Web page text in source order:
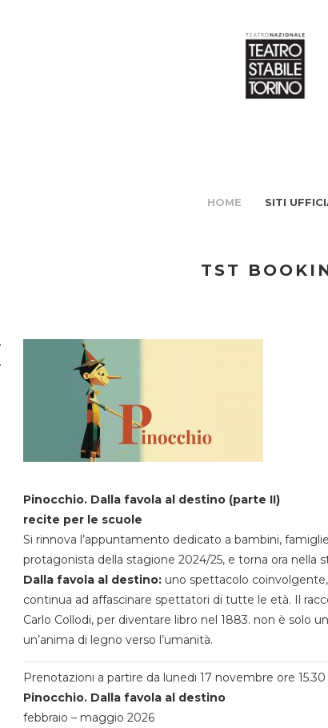
HOME SITI
TST
Pinocchio. Dalla favola al destino (parte II)
recite per le scuole
Si rinnova l’appuntamento dedicato a bambini,
protagonista della stagione 2024/25, e torna ora nella
Dalla favola al destino:uno spettacolo
continua ad affascinare spettatori di tutte le età. Il
Carlo Collodi, per diventare libro nel 1883. non è solo
un’anima di legno verso l’umanità.
Prenotazioni a partire da lunedi 17 novembre ore 15.30
Pinocchio. Dalla favola al destino
febbraio – maggio 2026